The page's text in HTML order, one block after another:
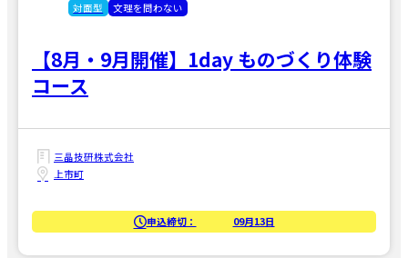
対面型 文理を問わない
【8月・9月開催】1day ものづくり体験
コース
三晶技研株式会社
上市町
申込締切： 09月13日